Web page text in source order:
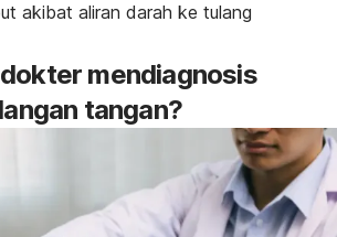
akibat aliran darah ke tulang
mendiagnosis
tangan?